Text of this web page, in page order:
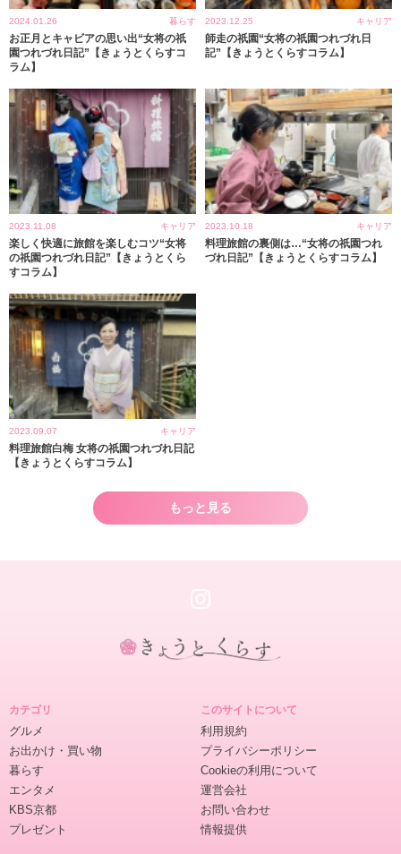
2024.01.26 暮らす
お正月とキャビアの思い出“女将の祇
園つれづれ日記”【きょうとくらすコ
ラム】
2023.12.25 キャリア
師走の祇園“女将の祇園つれづれ日
記”【きょうとくらすコラム】
2023.11.08 キャリア
楽しく快適に旅館を楽しむコツ“女将
の祇園つれづれ日記”【きょうとくら
すコラム】
2023.10.18 キャリア
料理旅館の裏側は…“女将の祇園つれ
づれ日記”【きょうとくらすコラム】
2023.09.07 キャリア
料理旅館白梅 女将の祇園つれづれ日記
【きょうとくらすコラム】
もっと見る
カテゴリ
グルメ
お出かけ・買い物
暮らす
エンタメ
KBS京都
プレゼント
このサイトについて
利用規約
プライバシーポリシー
Cookieの利用について
運営会社
お問い合わせ
情報提供